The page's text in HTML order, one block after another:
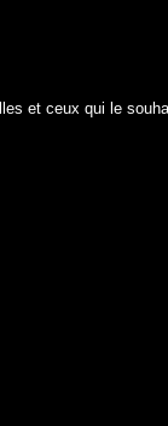
et ceux qui le